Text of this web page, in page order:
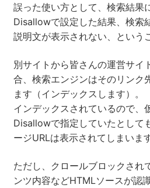
誤った使い方として、検索結果
Disallowで設定した結果、検索
説明文が表示されない、という
別サイトから皆さんの運営サイ
合、検索エンジンはそのリンク
ます（インデックスします）。
インデックスされているので、
Disallowで指定していたとして
ージURLは表示されてしまいます
ただし、クロールブロックされ
ンツ内容などHTMLソースが認